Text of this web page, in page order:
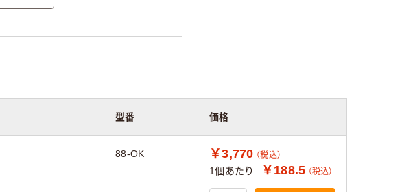
型番 価格
88-OK ￥3,770 （税込）
1個あたり ￥188.5 （税込）